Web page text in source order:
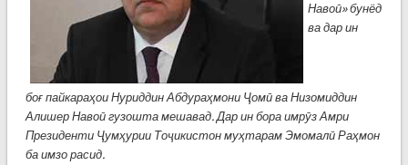
Навоӣ» бунёд
ва дар ин
боғпайкараҳои Нуриддин Абдураҳмони Ҷомӣва Низомиддин
Алишер Навоӣгузошта мешавад. Дар ин бора имрӯз Амри
Президенти Ҷумҳурии Тоҷикистон муҳтарам Эмомалӣ Раҳмон
ба имзо расид.